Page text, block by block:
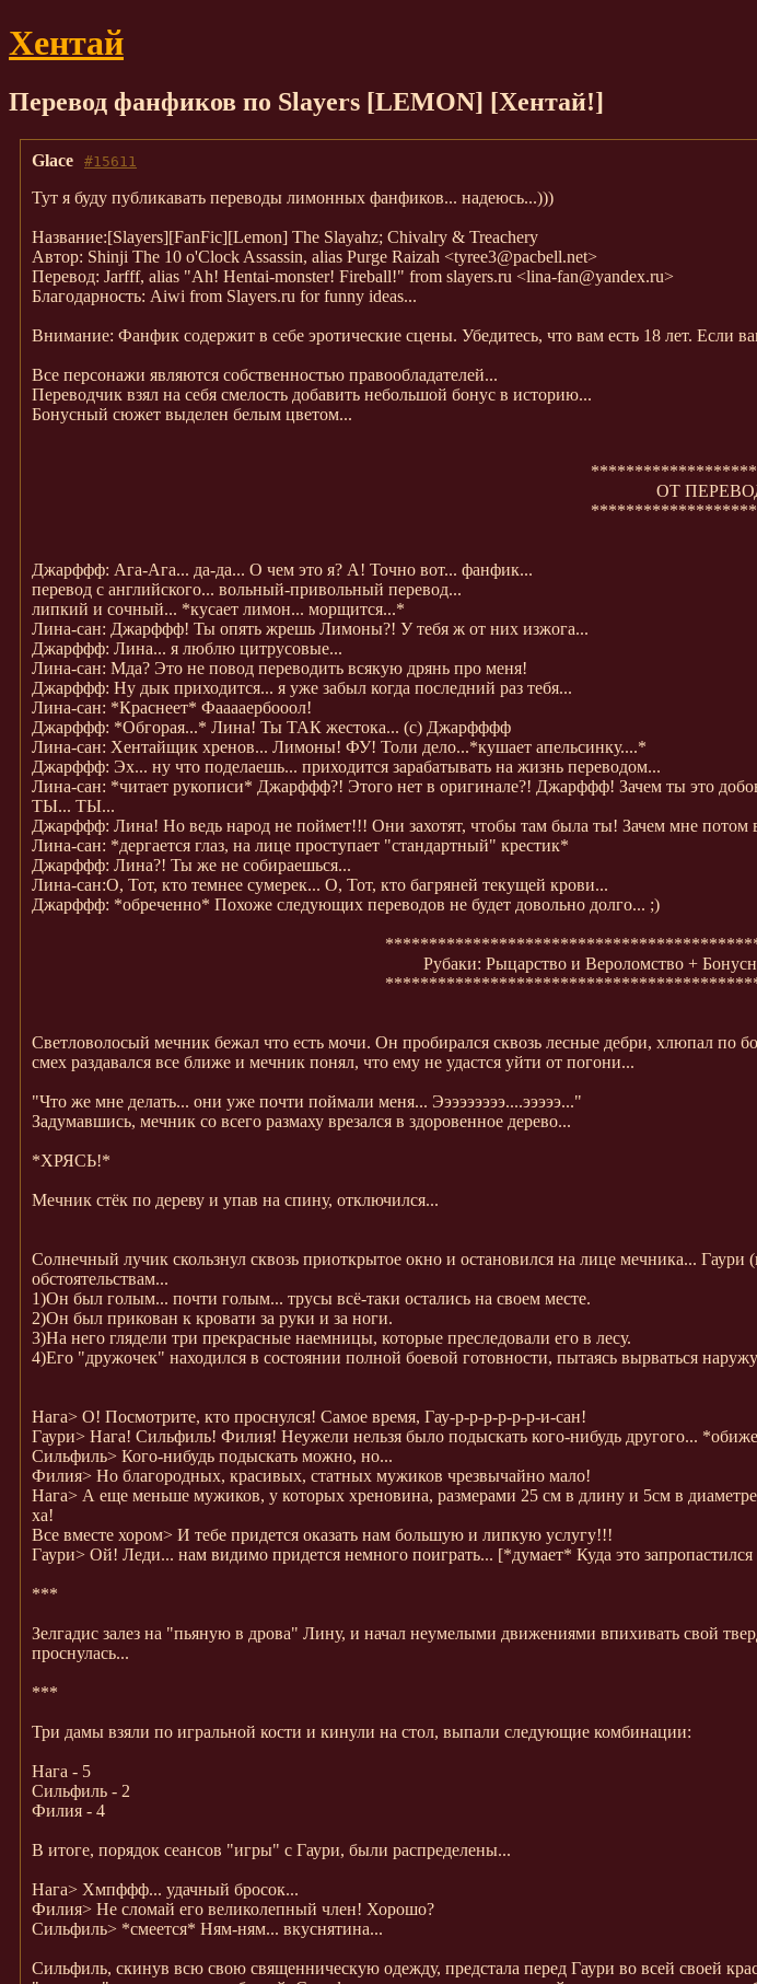
Хентай
Перевод фанфиков по Slayers [LEMON] [Хентай!]
#15611
Glace
Тут я буду публикавать переводы лимонных фанфиков... надеюсь...)))
Название:[Slayers][FanFic][Lemon] The Slayahz; Chivalry & Treachery
Автор: Shinji The 10 o'Clock Assassin, alias Purge Raizah <tyree3@pacbell.net>
Перевод: Jarfff, alias "Ah! Hentai-monster! Fireball!" from slayers.ru <lina-fan@yandex.ru>
Благодарность: Aiwi from Slayers.ru for funny ideas...
Внимание: Фанфик содержит в себе эротические сцены. Убедитесь, что вам есть 18 лет. Если
Все персонажи являются собственностью правообладателей...
Переводчик взял на себя смелость добавить небольшой бонус в историю...
Бонусный сюжет выделен белым цветом...
ОТ
Джарффф: Ага-Ага... да-да... О чем это я? А! Точно вот... фанфик...
перевод с английского... вольный-привольный перевод...
липкий и сочный... *кусает лимон... морщится...*
Лина-сан: Джарффф! Ты опять жрешь Лимоны?! У тебя ж от них изжога...
Джарффф: Лина... я люблю цитрусовые...
Лина-сан: Мда? Это не повод переводить всякую дрянь про меня!
Джарффф: Ну дык приходится... я уже забыл когда последний раз тебя...
Лина-сан: *Краснеет* Фааааербооол!
Джарффф: *Обгорая...* Лина! Ты ТАК жестока... (с) Джарфффф
Лина-сан: Хентайщик хренов... Лимоны! ФУ! Толи дело...*кушает апельсинку....*
Джарффф: Эх... ну что поделаешь... приходится зарабатывать на жизнь переводом...
Лина-сан: *читает рукописи* Джарффф?! Этого нет в оригинале?! Джарффф! Зачем
ТЫ... ТЫ...
Джарффф: Лина! Но ведь народ не поймет!!! Они захотят, чтобы там была ты! Зачем мне
Лина-сан: *дергается глаз, на лице проступает "стандартный" крестик*
Джарффф: Лина?! Ты же не собираешься...
Лина-сан:О, Тот, кто темнее сумерек... О, Тот, кто багряней текущей крови...
Джарффф: *обреченно* Похоже следующих переводов не будет довольно долго... ;)
Рубаки: Рыцарство и Вероломство +
Светловолосый мечник бежал что есть мочи. Он пробирался сквозь лесные дебри, хлюпал по
смех раздавался все ближе и мечник понял, что ему не удастся уйти от погони...
"Что же мне делать... они уже почти поймали меня... Эээээээээ....эээээ..."
Задумавшись, мечник со всего размаху врезался в здоровенное дерево...
*ХРЯСЬ!*
Мечник стёк по дереву и упав на спину, отключился...
Солнечный лучик скользнул сквозь приоткрытое окно и остановился на лице мечника...
обстоятельствам...
1)Он был голым... почти голым... трусы всё-таки остались на своем месте.
2)Он был прикован к кровати за руки и за ноги.
3)На него глядели три прекрасные наемницы, которые преследовали его в лесу.
4)Его "дружочек" находился в состоянии полной боевой готовности, пытаясь вырваться
Нага> О! Посмотрите, кто проснулся! Самое время, Гау-р-р-р-р-р-р-и-сан!
Гаури> Нага! Сильфиль! Филия! Неужели нельзя было подыскать кого-нибудь другого...
Сильфиль> Кого-нибудь подыскать можно, но...
Филия> Но благородных, красивых, статных мужиков чрезвычайно мало!
Нага> А еще меньше мужиков, у которых хреновина, размерами 25 см в длину и 5см в
ха!
Все вместе хором> И тебе придется оказать нам большую и липкую услугу!!!
Гаури> Ой! Леди... нам видимо придется немного поиграть... [*думает* Куда это запропастился
***
Зелгадис залез на "пьяную в дрова" Лину, и начал неумелыми движениями впихивать свой
проснулась...
***
Три дамы взяли по игральной кости и кинули на стол, выпали следующие комбинации:
Нага - 5
Сильфиль - 2
Филия - 4
В итоге, порядок сеансов "игры" с Гаури, были распределены...
Нага> Хмпффф... удачный бросок...
Филия> Не сломай его великолепный член! Хорошо?
Сильфиль> *смеется* Ням-ням... вкуснятина...
Сильфиль, скинув всю свою священническую одежду, предстала перед Гаури во всей своей